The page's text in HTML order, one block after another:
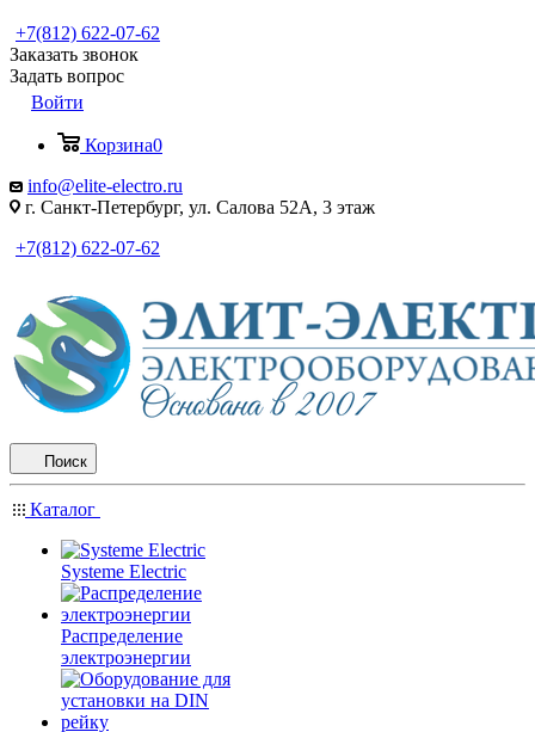
+7(812) 622-07-62
Заказать звонок
Задать вопрос
Войти
Корзина0
info@elite-electro.ru
г. Санкт-Петербург, ул. Салова 52А, 3 этаж
+7(812) 622-07-62
Поиск
Каталог
Systeme Electric
Распределение
электроэнергии